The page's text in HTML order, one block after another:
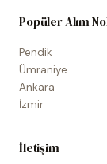
Popüler Alım
Pendik
Ümraniye
Ankara
İzmir
İletişim